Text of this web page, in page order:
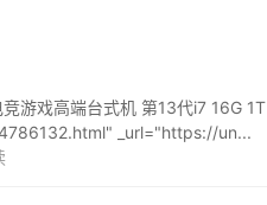
游戏高端台式机 第13代i7 16G
_url="https://un...